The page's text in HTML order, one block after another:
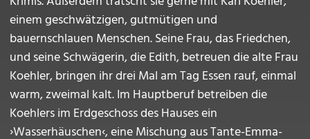
einem geschwätzigen, gutmütigen und
bauernschlauen Menschen. Seine Frau, das Friedchen,
und seine Schwägerin, die Edith, betreuen die alte Frau
Koehler, bringen ihr drei Mal am Tag Essen rauf, einmal
warm, zweimal kalt. Im Hauptberuf betreiben die
Koehlers im Erdgeschoss des Hauses ein
›Wasserhäuschen‹, eine Mischung aus Tante-Emma-